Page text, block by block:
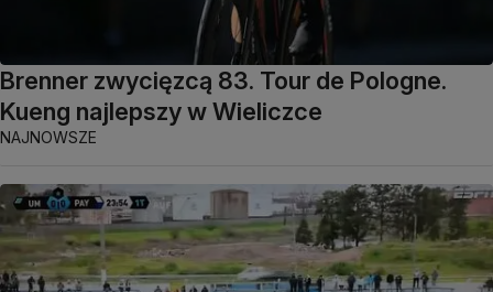
Brenner zwycięzcą 83. Tour de Pologne.
Kueng najlepszy w Wieliczce
NAJNOWSZE